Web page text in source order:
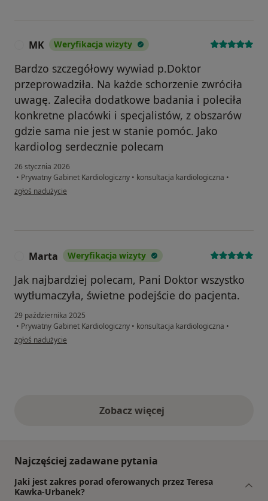
MK Weryfikacja wizyty
Bardzo szczegółowy wywiad p.Doktor
przeprowadziła. Na każde schorzenie zwróciła
uwagę. Zaleciła dodatkowe badania i poleciła
konkretne placówki i specjalistów, z obszarów
gdzie sama nie jest w stanie pomóc. Jako
kardiolog serdecznie polecam
26 stycznia 2026
• Prywatny Gabinet Kardiologiczny • konsultacja kardiologiczna •
w opinii użytkownika MK
zgłoś nadużycie
Marta Weryfikacja wizyty
Jak najbardziej polecam, Pani Doktor wszystko
wytłumaczyła, świetne podejście do pacjenta.
29 października 2025
• Prywatny Gabinet Kardiologiczny • konsultacja kardiologiczna •
w opinii użytkownika Marta
zgłoś nadużycie
Zobacz więcejopinie powyżej
Najczęściej zadawane pytania
Jaki jest zakres porad oferowanych przez Teresa
Kawka-Urbanek?